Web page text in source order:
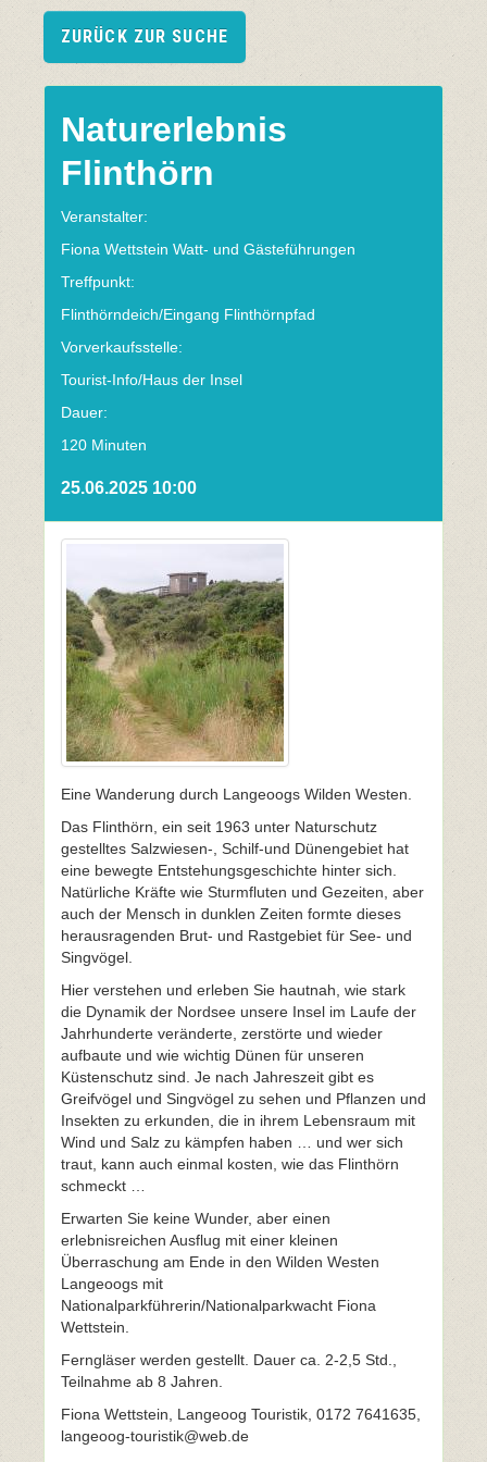
ZURÜCK ZUR SUCHE
Naturerlebnis
Flinthörn
Veranstalter:
Fiona Wettstein Watt- und Gästeführungen
Treffpunkt:
Flinthörndeich/Eingang Flinthörnpfad
Vorverkaufsstelle:
Tourist-Info/Haus der Insel
Dauer:
120 Minuten
25.06.2025 10:00
Eine Wanderung durch Langeoogs Wilden Westen.
Das Flinthörn, ein seit 1963 unter Naturschutz
gestelltes Salzwiesen-, Schilf-und Dünengebiet hat
eine bewegte Entstehungsgeschichte hinter sich.
Natürliche Kräfte wie Sturmfluten und Gezeiten, aber
auch der Mensch in dunklen Zeiten formte dieses
herausragenden Brut- und Rastgebiet für See- und
Singvögel.
Hier verstehen und erleben Sie hautnah, wie stark
die Dynamik der Nordsee unsere Insel im Laufe der
Jahrhunderte veränderte, zerstörte und wieder
aufbaute und wie wichtig Dünen für unseren
Küstenschutz sind. Je nach Jahreszeit gibt es
Greifvögel und Singvögel zu sehen und Pflanzen und
Insekten zu erkunden, die in ihrem Lebensraum mit
Wind und Salz zu kämpfen haben … und wer sich
traut, kann auch einmal kosten, wie das Flinthörn
schmeckt …
Erwarten Sie keine Wunder, aber einen
erlebnisreichen Ausflug mit einer kleinen
Überraschung am Ende in den Wilden Westen
Langeoogs mit
Nationalparkführerin/Nationalparkwacht Fiona
Wettstein.
Ferngläser werden gestellt. Dauer ca. 2-2,5 Std.,
Teilnahme ab 8 Jahren.
Fiona Wettstein, Langeoog Touristik, 0172 7641635,
langeoog-touristik@web.de